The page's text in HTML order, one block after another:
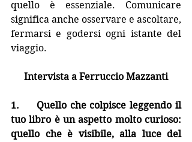
quello è essenziale. Comunicare
significa anche osservare e ascoltare,
fermarsi e godersi ogni istante del
viaggio.
Intervista a Ferruccio Mazzanti
1.     Quello che colpisce leggendo il
tuo libro è un aspetto molto curioso:
quello che è visibile, alla luce del